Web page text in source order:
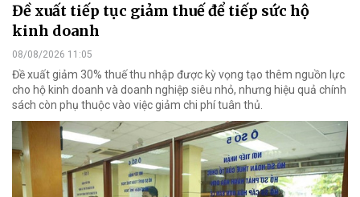
Đề xuất tiếp tục giảm thuế để tiếp sức hộ
kinh doanh
08/08/2026 11:05
Đề xuất giảm 30% thuế thu nhập được kỳ vọng tạo thêm nguồn lực
cho hộ kinh doanh và doanh nghiệp siêu nhỏ, nhưng hiệu quả chính
sách còn phụ thuộc vào việc giảm chi phí tuân thủ.